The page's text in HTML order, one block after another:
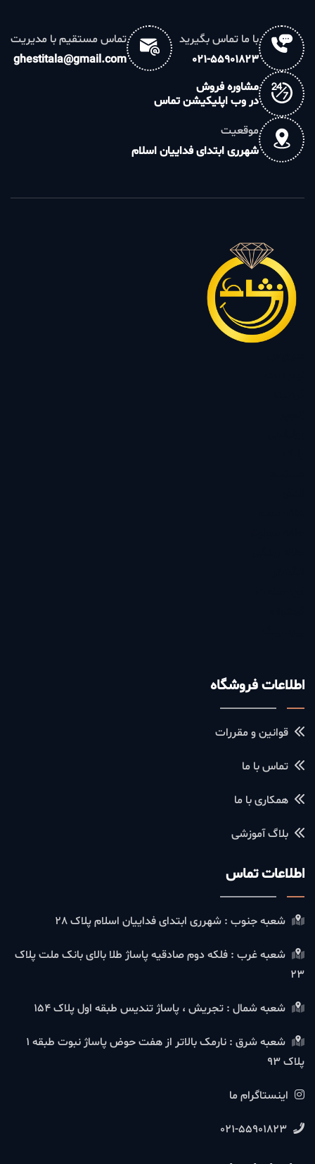
با ما تماس بگیرید
021-55901823
تماس مستقیم با مدیریت
ghestitala@gmail.com
مشاوره فروش
در وب اپلیکیشن تماس
موقعیت
شهرری ابتدای فداییان اسلام
اطلاعات فروشگاه
قوانین و مقررات
تماس با ما
همکاری با ما
بلاگ آموزشی
اطلاعات تماس
شعبه جنوب : شهرری ابتدای فداییان اسلام پلاک 28
شعبه غرب : فلکه دوم صادقیه پاساژ طلا بالای بانک ملت پلاک
23
شعبه شمال : تجریش ، پاساژ تندیس طبقه اول پلاک 154
شعبه شرق : نارمک بالاتر از هفت حوض پاساژ نبوت طبقه 1
پلاک 93
اینستاگرام ما
021-55901823